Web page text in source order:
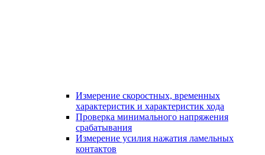
Измерение скоростных, временных
характеристик и характеристик хода
Проверка минимального напряжения
срабатывания
Измерение усилия нажатия ламельных
контактов